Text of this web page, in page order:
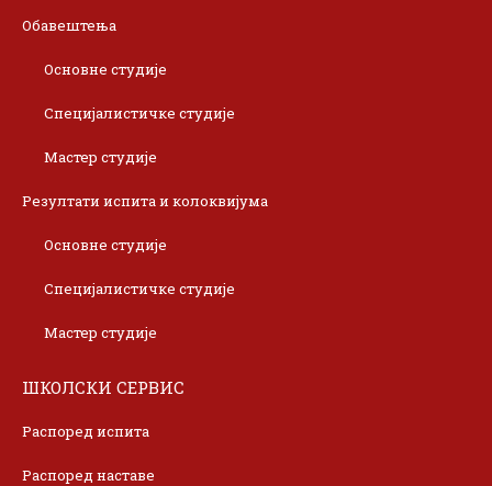
Обавештења
Основне студије
Специјалистичке студије
Мастер студије
Резултати испита и колоквијума
Основне студије
Специјалистичке студије
Мастер студије
ШКОЛСКИ СЕРВИС
Распоред испита
Распоред наставе